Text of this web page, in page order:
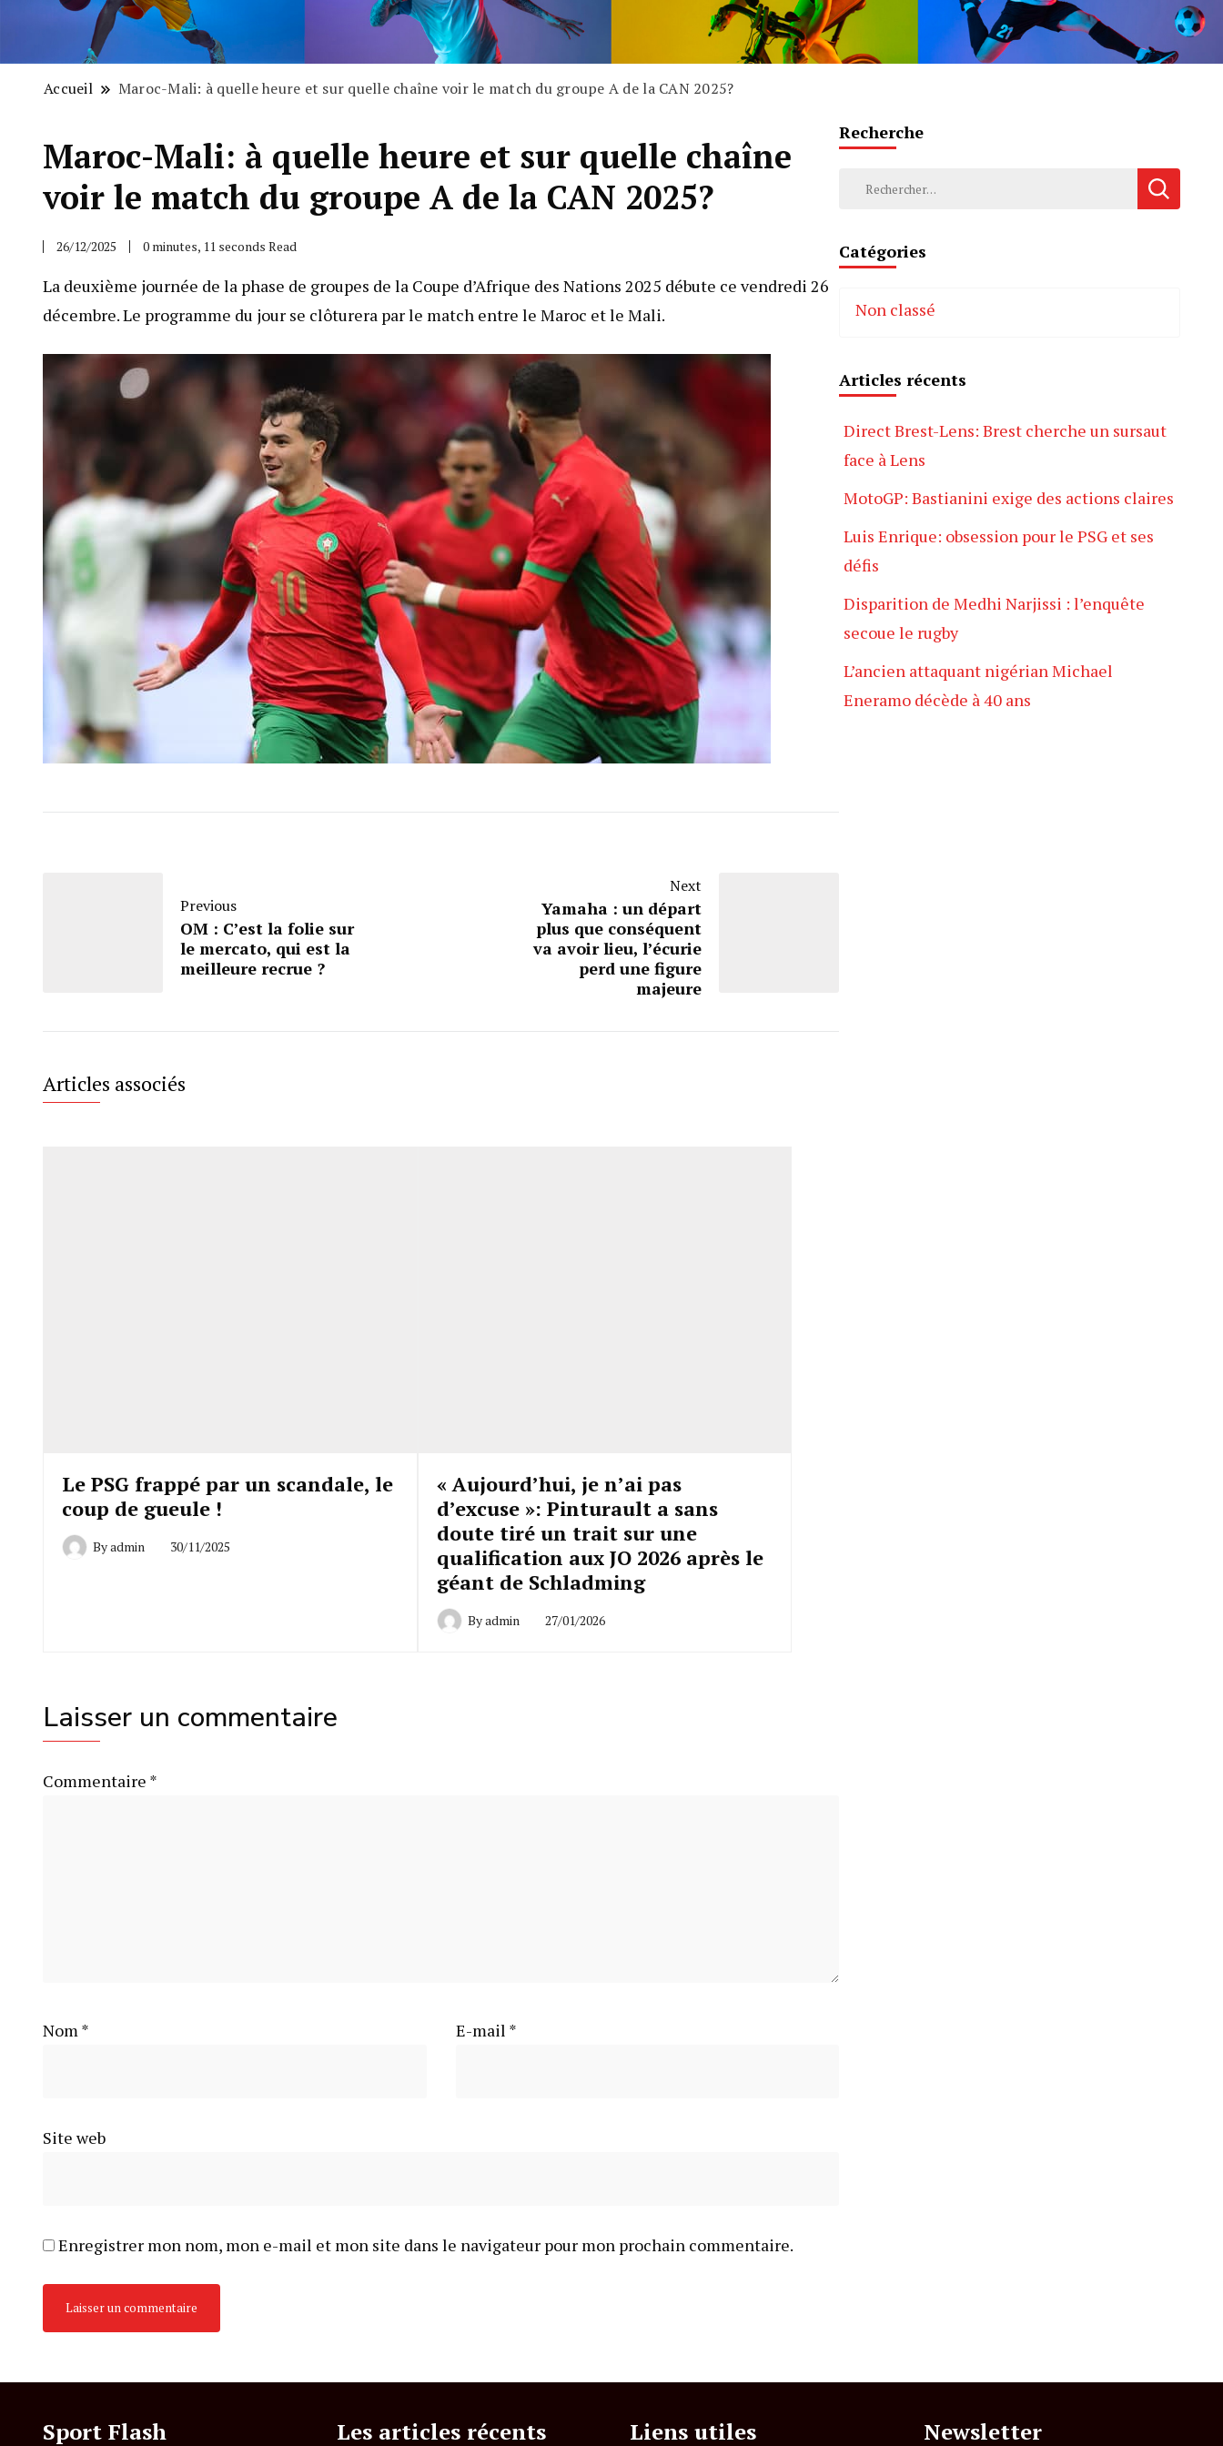
Accueil Maroc-Mali: à quelle heure et sur quelle chaîne voir le match du groupe A de la CAN 2025?
Maroc-Mali: à quelle heure et sur quelle chaîne
voir le match du groupe A de la CAN 2025?
26/12/2025 0 minutes, 11 seconds Read
La deuxième journée de la phase de groupes de la Coupe d’Afrique des Nations 2025 débute ce vendredi 26
décembre. Le programme du jour se clôturera par le match entre le Maroc et le Mali.
Previous
OM : C’est la folie sur
le mercato, qui est la
meilleure recrue ?
Next
Yamaha : un départ
plus que conséquent
va avoir lieu, l’écurie
perd une figure
majeure
Articles associés
Le PSG frappé par un scandale, le
coup de gueule !
Byadmin 30/11/2025
« Aujourd’hui, je n’ai pas
d’excuse »: Pinturault a sans
doute tiré un trait sur une
qualification aux JO 2026 après le
géant de Schladming
Byadmin 27/01/2026
Laisser un commentaire
Commentaire *
Nom* E-mail *
Site web
Enregistrer mon nom, mon e-mail et mon site dans le navigateur pour mon prochain commentaire.
Recherche
Rechercher :
Catégories
Non classé
Articles récents
Direct Brest-Lens: Brest cherche un sursaut
face à Lens
MotoGP: Bastianini exige des actions claires
Luis Enrique: obsession pour le PSG et ses
défis
Disparition de Medhi Narjissi : l’enquête
secoue le rugby
L’ancien attaquant nigérian Michael
Eneramo décède à 40 ans
Sport Flash Les articles récents Liens utiles Newsletter